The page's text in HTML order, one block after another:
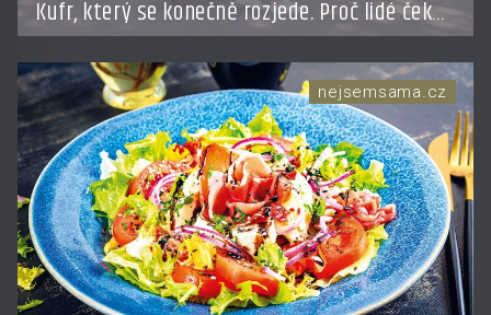
Kufr, který se konečně rozjede. Proč lidé čekají
na kolečka téměř pět tisíc let?
nejsemsama.cz